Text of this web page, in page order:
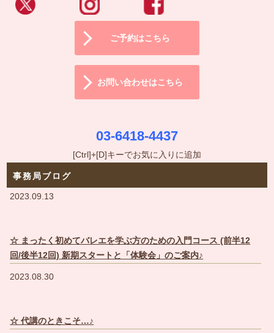
ご予約はこちら
お問い合わせはこちら
03-6418-4437
[Ctrl]+[D]キーでお気に入りに追加
事務局ブログ
2023.09.13
☆ まったく初めてバレエを学ぶ方のための入門コース (前半12
回/後半12回) 新期スタートと「体験会」のご案内♪
2023.08.30
☆ 代講のときこそ…♪